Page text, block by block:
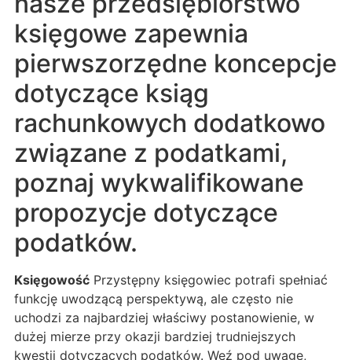
księgowe zapewnia
pierwszorzędne koncepcje
dotyczące ksiąg
rachunkowych dodatkowo
związane z podatkami,
poznaj wykwalifikowane
propozycje dotyczące
podatków.
Księgowość Przystępny księgowiec potrafi spełniać
funkcję uwodzącą perspektywą, ale często nie
uchodzi za najbardziej właściwy postanowienie, w
dużej mierze przy okazji bardziej trudniejszych
kwestii dotyczących podatków. Weź pod uwagę,